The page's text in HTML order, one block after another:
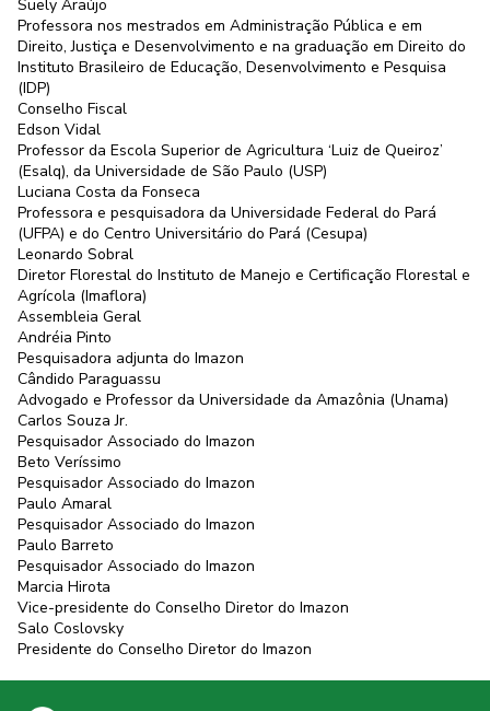
Suely Araújo
Professora nos mestrados em Administração Pública e em
Direito, Justiça e Desenvolvimento e na graduação em Direito do
Instituto Brasileiro de Educação, Desenvolvimento e Pesquisa
(IDP)
Conselho Fiscal
Edson Vidal
Professor da Escola Superior de Agricultura ‘Luiz de Queiroz’
(Esalq), da Universidade de São Paulo (USP)
Luciana Costa da Fonseca
Professora e pesquisadora da Universidade Federal do Pará
(UFPA) e do Centro Universitário do Pará (Cesupa)
Leonardo Sobral
Diretor Florestal do Instituto de Manejo e Certificação Florestal e
Agrícola (Imaflora)
Assembleia Geral
Andréia Pinto
Pesquisadora adjunta do Imazon
Cândido Paraguassu
Advogado e Professor da Universidade da Amazônia (Unama)
Carlos Souza Jr.
Pesquisador Associado do Imazon
Beto Veríssimo
Pesquisador Associado do Imazon
Paulo Amaral
Pesquisador Associado do Imazon
Paulo Barreto
Pesquisador Associado do Imazon
Marcia Hirota
Vice-presidente do Conselho Diretor do Imazon
Salo Coslovsky
Presidente do Conselho Diretor do Imazon